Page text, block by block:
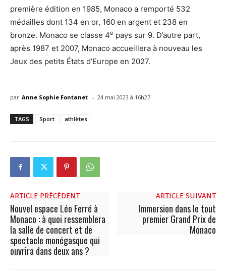
première édition en 1985, Monaco a remporté 532
médailles dont 134 en or, 160 en argent et 238 en
bronze. Monaco se classe 4e pays sur 9. D’autre part,
après 1987 et 2007, Monaco accueillera à nouveau les
Jeux des petits États d’Europe en 2027.
par Anne Sophie Fontanet - 24 mai 2023 à 16h27
TAGS Sport athlètes
ARTICLE PRÉCÉDENT
Nouvel espace Léo Ferré à
Monaco : à quoi ressemblera
la salle de concert et de
spectacle monégasque qui
ouvrira dans deux ans ?
ARTICLE SUIVANT
Immersion dans le tout
premier Grand Prix de
Monaco